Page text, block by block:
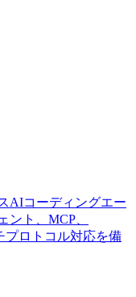
AIコーディングエー
ント、MCP、
プロトコル対応を備